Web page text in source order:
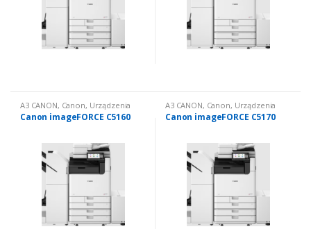
A3 CANON, Canon, Urządzenia
wielofunkcyjne nowe,Urządzenia
wielofunkcyjne nowe: kolorowe
Canon imageFORCE C5160
A3 CANON, Canon, Urządzenia
wielofunkcyjne nowe,Urządzenia
wielofunkcyjne nowe: kolorowe
Canon imageFORCE C5170